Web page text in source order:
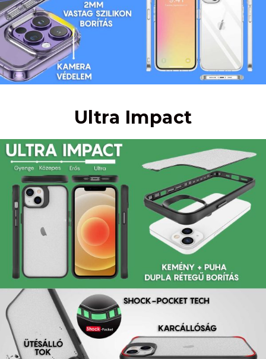
Ultra Impact